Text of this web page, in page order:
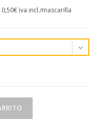
0,50€ iva incl./mascarilla